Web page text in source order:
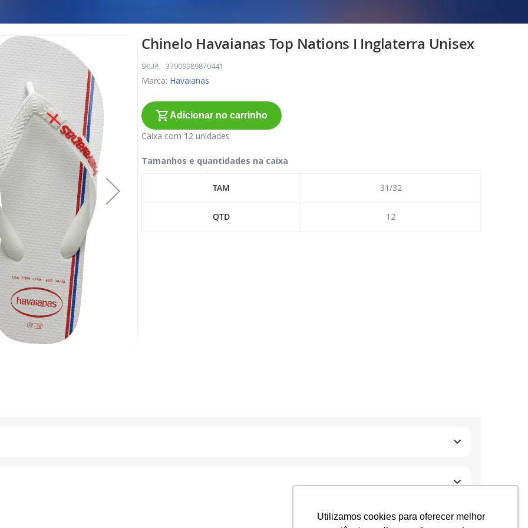
Utilizamos cookies para oferecer melhor
Chinelo Havaianas Top Nations I Inglaterra Unisex
SKU 37909989870441
Marca: Havaianas
Adicionar no carrinho
Caixa com 12 unidades
Tamanhos e quantidades na caixa
TAM 31/32
QTD 12